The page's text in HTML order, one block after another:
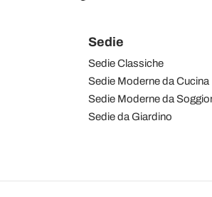
Sedie
Sedie Classiche
Sedie Moderne da Cucina
Sedie Moderne da
Sedie da Giardino